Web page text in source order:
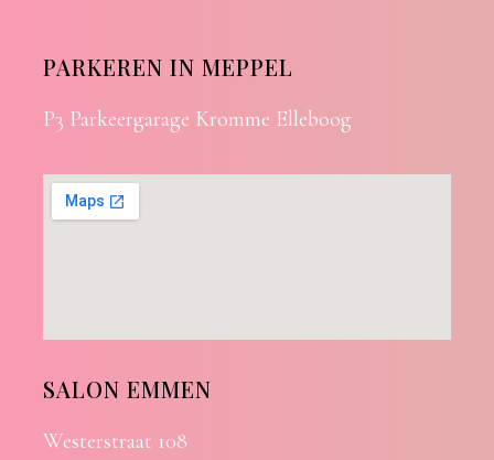
PARKEREN IN MEPPEL
P3 Parkeergarage Kromme Elleboog
SALON EMMEN
Westerstraat 108